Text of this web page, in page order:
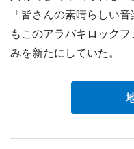
「皆さんの素晴らしい
もこのアラバキロック
みを新たにしていた。